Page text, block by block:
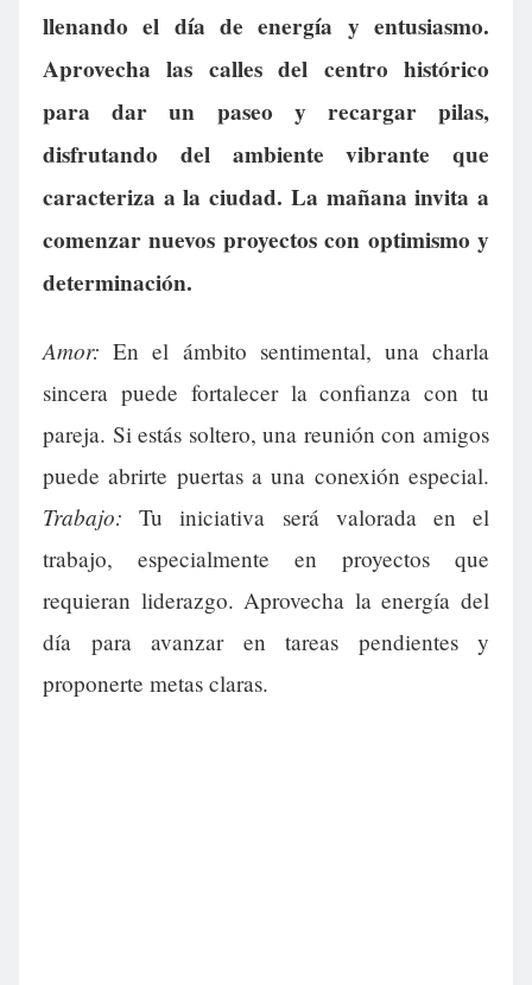
llenando el día de energía y entusiasmo.
Aprovecha las calles del centro histórico
para dar un paseo y recargar pilas,
disfrutando del ambiente vibrante que
caracteriza a la ciudad. La mañana invita a
comenzar nuevos proyectos con optimismo y
determinación.
Amor: En el ámbito sentimental, una charla
sincera puede fortalecer la confianza con tu
pareja. Si estás soltero, una reunión con amigos
puede abrirte puertas a una conexión especial.
Trabajo: Tu iniciativa será valorada en el
trabajo, especialmente en proyectos que
requieran liderazgo. Aprovecha la energía del
día para avanzar en tareas pendientes y
proponerte metas claras.